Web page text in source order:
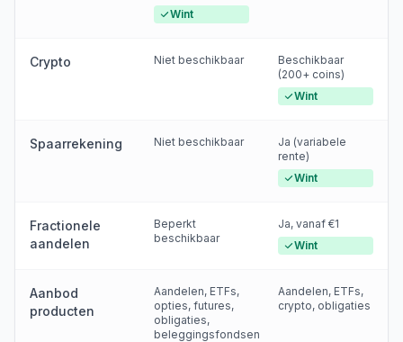
Wint
Crypto Niet beschikbaar
Beschikbaar
(200+ coins)
Wint
Spaarrekening Niet beschikbaar
Ja (variabele
rente)
Wint
Fractionele
aandelen
Beperkt
beschikbaar
Ja, vanaf €1
Wint
Aanbod
producten
Aandelen, ETFs,
opties, futures,
obligaties,
beleggingsfondsen
Aandelen, ETFs,
crypto, obligaties